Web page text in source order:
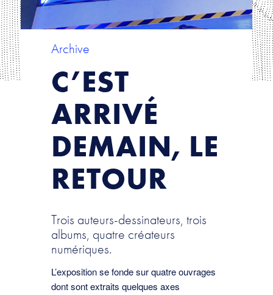
Archive
C’EST
ARRIVÉ
DEMAIN, LE
RETOUR
Trois auteurs-dessinateurs, trois
albums, quatre créateurs
numériques.
L’exposition se fonde sur quatre ouvrages
dont sont extraits quelques axes